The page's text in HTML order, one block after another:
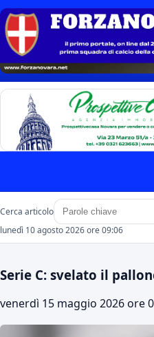
Cerca articolo
lunedì 10 agosto 2026 ore 09:06
Serie C: svelato il
venerdì 15 maggio 2026 ore